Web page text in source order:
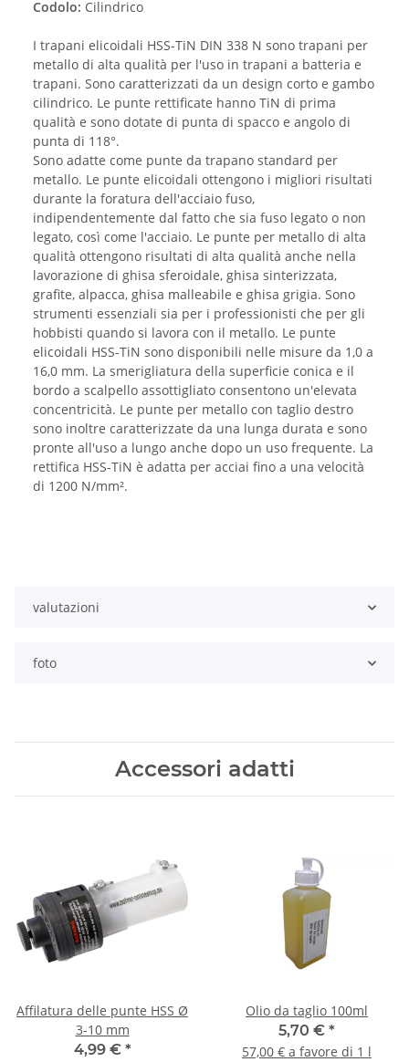
Codolo: Cilindrico
I trapani elicoidali HSS-TiN DIN 338 N sono trapani per
metallo di alta qualità per l'uso in trapani a batteria e
trapani. Sono caratterizzati da un design corto e gambo
cilindrico. Le punte rettificate hanno TiN di prima
qualità e sono dotate di punta di spacco e angolo di
punta di 118°.
Sono adatte come punte da trapano standard per
metallo. Le punte elicoidali ottengono i migliori risultati
durante la foratura dell'acciaio fuso,
indipendentemente dal fatto che sia fuso legato o non
legato, così come l'acciaio. Le punte per metallo di alta
qualità ottengono risultati di alta qualità anche nella
lavorazione di ghisa sferoidale, ghisa sinterizzata,
grafite, alpacca, ghisa malleabile e ghisa grigia. Sono
strumenti essenziali sia per i professionisti che per gli
hobbisti quando si lavora con il metallo. Le punte
elicoidali HSS-TiN sono disponibili nelle misure da 1,0 a
16,0 mm. La smerigliatura della superficie conica e il
bordo a scalpello assottigliato consentono un'elevata
concentricità. Le punte per metallo con taglio destro
sono inoltre caratterizzate da una lunga durata e sono
pronte all'uso a lungo anche dopo un uso frequente. La
rettifica HSS-TiN è adatta per acciai fino a una velocità
di 1200 N/mm².
valutazioni
foto
Accessori adatti
Affilatura delle punte HSS Ø
3-10 mm
4,99 € *
Olio da taglio 100ml
5,70 € *
57,00 € a favore di 1 l